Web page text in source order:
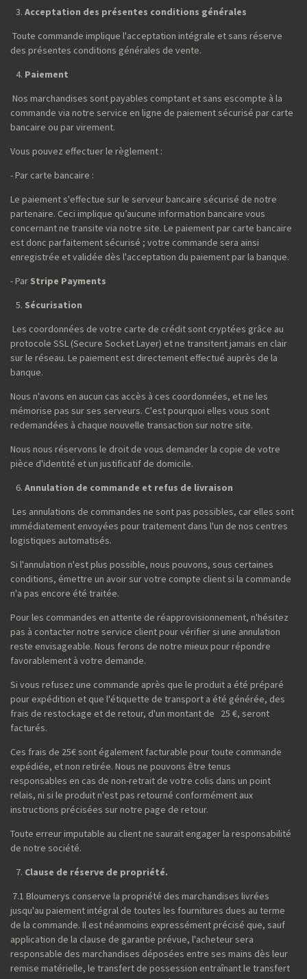
Acceptation des présentes conditions générales
Toute commande implique l'acceptation intégrale et sans réserve
des présentes conditions générales de vente.
Paiement
Nos marchandises sont payables comptant et sans escompte à la
commande via notre service en ligne de paiement sécurisé par carte
bancaire ou par virement.
Vous pouvez effectuer le règlement :
- Par carte bancaire :
Le paiement s'effectue sur le serveur bancaire sécurisé de notre
partenaire. Ceci implique qu’aucune information bancaire vous
concernant ne transite via notre site. Le paiement par carte bancaire
est donc parfaitement sécurisé ; votre commande sera ainsi
enregistrée et validée dès l'acceptation du paiement par la banque.
- Par Stripe Payments
Sécurisation
Les coordonnées de votre carte de crédit sont cryptées grâce au
protocole SSL (Secure Socket Layer) et ne transitent jamais en clair
sur le réseau. Le paiement est directement effectué auprès de la
banque.
Nous n'avons en aucun cas accès à ces coordonnées, et ne les
mémorise pas sur ses serveurs. C'est pourquoi elles vous sont
redemandées à chaque nouvelle transaction sur notre site.
Nous nous réservons le droit de vous demander la copie de votre
pièce d'identité et un justificatif de domicile.
Annulation de commande et refus de livraison
Les annulations de commandes ne sont pas possibles, car elles sont
immédiatement envoyées pour traitement dans l'un de nos centres
logistiques automatisés.
Si l'annulation n'est plus possible, nous pouvons, sous certaines
conditions, émettre un avoir sur votre compte client si la commande
n'a pas encore été traitée.
Pour les commandes en attente de réapprovisionnement, n'hésitez
pas à contacter notre service client pour vérifier si une annulation
reste envisageable. Nous ferons de notre mieux pour répondre
favorablement à votre demande.
Si vous refusez une commande après que le produit a été préparé
pour expédition et que l'étiquette de transport a été générée, des
frais de restockage et de retour, d'un montant de 25 €, seront
facturés.
Ces frais de 25€ sont également facturable pour toute commande
expédiée, et non retirée. Nous ne pouvons être tenus
responsables en cas de non-retrait de votre colis dans un point
relais, ni si le produit n'est pas retourné conformément aux
instructions précisées sur notre page de retour.
Toute erreur imputable au client ne saurait engager la responsabilité
de notre société.
Clause de réserve de propriété.
7.1 Bloumerys conserve la propriété des marchandises livrées
jusqu'au paiement intégral de toutes les fournitures dues au terme
de la commande. Il est néanmoins expressément précisé que, sauf
application de la clause de garantie prévue, l'acheteur sera
responsable des marchandises déposées entre ses mains dès leur
remise matérielle, le transfert de possession entraînant le transfert